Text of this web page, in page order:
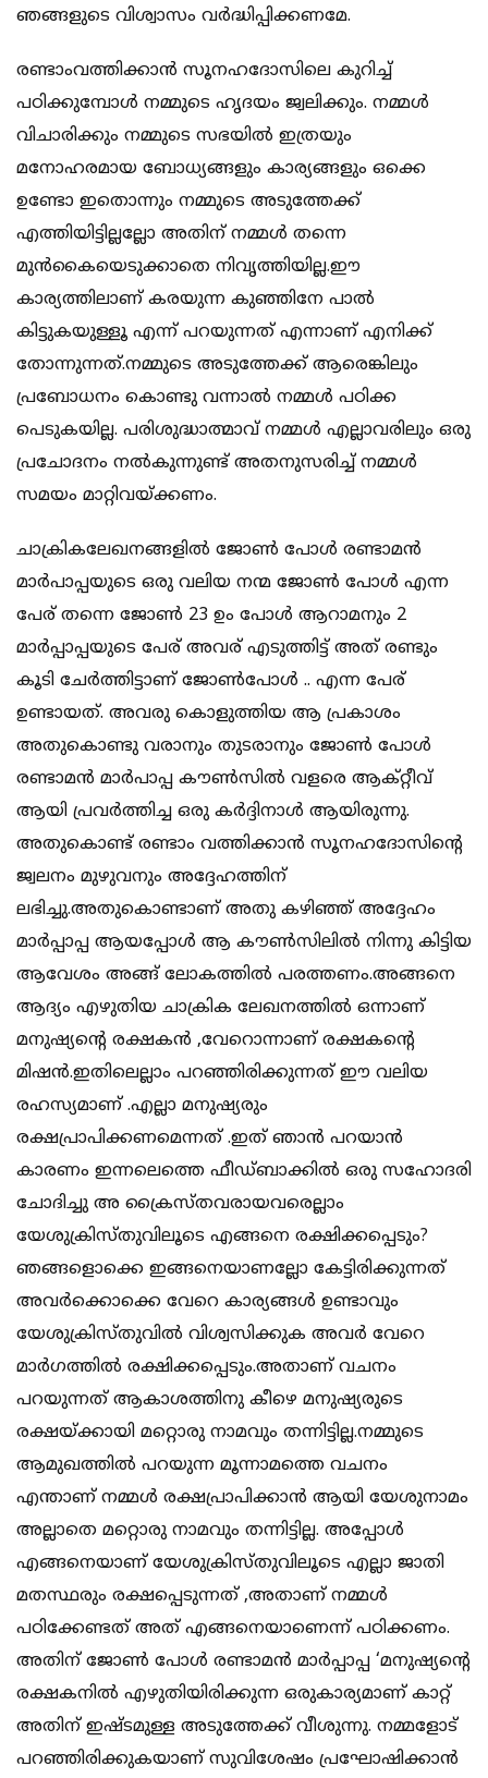
ഞങ്ങളുടെ വിശ്വാസം വർദ്ധിപ്പിക്കണമേ.
രണ്ടാംവത്തിക്കാൻ സൂനഹദോസിലെ കുറിച്ച്
പഠിക്കുമ്പോൾ നമ്മുടെ ഹൃദയം ജ്വലിക്കും. നമ്മൾ
വിചാരിക്കും നമ്മുടെ സഭയിൽ ഇത്രയും
മനോഹരമായ ബോധ്യങ്ങളും കാര്യങ്ങളും ഒക്കെ
ഉണ്ടോ ഇതൊന്നും നമ്മുടെ അടുത്തേക്ക്
എത്തിയിട്ടില്ലല്ലോ അതിന് നമ്മൾ തന്നെ
മുൻകൈയെടുക്കാതെ നിവൃത്തിയില്ല.ഈ
കാര്യത്തിലാണ് കരയുന്ന കുഞ്ഞിനേ പാൽ
കിട്ടുകയുള്ളൂ എന്ന് പറയുന്നത് എന്നാണ് എനിക്ക്
തോന്നുന്നത്.നമ്മുടെ അടുത്തേക്ക് ആരെങ്കിലും
പ്രബോധനം കൊണ്ടു വന്നാൽ നമ്മൾ പഠിക്ക
പെടുകയില്ല. പരിശുദ്ധാത്മാവ് നമ്മൾ എല്ലാവരിലും ഒരു
പ്രചോദനം നൽകുന്നുണ്ട് അതനുസരിച്ച് നമ്മൾ
സമയം മാറ്റിവയ്ക്കണം.
ചാക്രികലേഖനങ്ങളിൽ ജോൺ പോൾ രണ്ടാമൻ
മാർപാപ്പയുടെ ഒരു വലിയ നന്മ ജോൺ പോൾ എന്ന
പേര് തന്നെ ജോൺ 23 ഉം പോൾ ആറാമനും 2
മാർപ്പാപ്പയുടെ പേര് അവര് എടുത്തിട്ട് അത് രണ്ടും
കൂടി ചേർത്തിട്ടാണ് ജോൺപോൾ .. എന്ന പേര്
ഉണ്ടായത്. അവരു കൊളുത്തിയ ആ പ്രകാശം
അതുകൊണ്ടു വരാനും തുടരാനും ജോൺ പോൾ
രണ്ടാമൻ മാർപാപ്പ കൗൺസിൽ വളരെ ആക്റ്റീവ്
ആയി പ്രവർത്തിച്ച ഒരു കർദ്ദിനാൾ ആയിരുന്നു.
അതുകൊണ്ട് രണ്ടാം വത്തിക്കാൻ സൂനഹദോസിൻ്റെ
ജ്വലനം മുഴുവനും അദ്ദേഹത്തിന്
ലഭിച്ചു.അതുകൊണ്ടാണ് അതു കഴിഞ്ഞ് അദ്ദേഹം
മാർപ്പാപ്പ ആയപ്പോൾ ആ കൗൺസിലിൽ നിന്നു കിട്ടിയ
ആവേശം അങ്ങ് ലോകത്തിൽ പരത്തണം.അങ്ങനെ
ആദ്യം എഴുതിയ ചാക്രിക ലേഖനത്തിൽ ഒന്നാണ്
മനുഷ്യൻ്റെ രക്ഷകൻ ,വേറൊന്നാണ് രക്ഷകൻ്റെ
മിഷൻ.ഇതിലെല്ലാം പറഞ്ഞിരിക്കുന്നത് ഈ വലിയ
രഹസ്യമാണ് .എല്ലാ മനുഷ്യരും
രക്ഷപ്രാപിക്കണമെന്നത് .ഇത് ഞാൻ പറയാൻ
കാരണം ഇന്നലെത്തെ ഫീഡ്ബാക്കിൽ ഒരു സഹോദരി
ചോദിച്ചു അ ക്രൈസ്തവരായവരെല്ലാം
യേശുക്രിസ്തുവിലൂടെ എങ്ങനെ രക്ഷിക്കപ്പെടും?
ഞങ്ങളൊക്കെ ഇങ്ങനെയാണല്ലോ കേട്ടിരിക്കുന്നത്
അവർക്കൊക്കെ വേറെ കാര്യങ്ങൾ ഉണ്ടാവും
യേശുക്രിസ്തുവിൽ വിശ്വസിക്കുക അവർ വേറെ
മാർഗത്തിൽ രക്ഷിക്കപ്പെടും.അതാണ് വചനം
പറയുന്നത് ആകാശത്തിനു കീഴെ മനുഷ്യരുടെ
രക്ഷയ്ക്കായി മറ്റൊരു നാമവും തന്നിട്ടില്ല.നമ്മുടെ
ആമുഖത്തിൽ പറയുന്ന മൂന്നാമത്തെ വചനം
എന്താണ് നമ്മൾ രക്ഷപ്രാപിക്കാൻ ആയി യേശുനാമം
അല്ലാതെ മറ്റൊരു നാമവും തന്നിട്ടില്ല. അപ്പോൾ
എങ്ങനെയാണ് യേശുക്രിസ്തുവിലൂടെ എല്ലാ ജാതി
മതസ്ഥരും രക്ഷപ്പെടുന്നത് ,അതാണ് നമ്മൾ
പഠിക്കേണ്ടത് അത് എങ്ങനെയാണെന്ന് പഠിക്കണം.
അതിന് ജോൺ പോൾ രണ്ടാമൻ മാർപ്പാപ്പ ‘മനുഷ്യൻ്റെ
രക്ഷകനിൽ എഴുതിയിരിക്കുന്ന ഒരുകാര്യമാണ് കാറ്റ്
അതിന് ഇഷ്ടമുള്ള അടുത്തേക്ക് വീശുന്നു. നമ്മളോട്
പറഞ്ഞിരിക്കുകയാണ് സുവിശേഷം പ്രഘോഷിക്കാൻ